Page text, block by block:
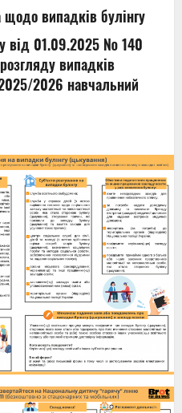
щодо випадків булінгу
від 01.09.2025 № 140
випадків
2026 навчальний